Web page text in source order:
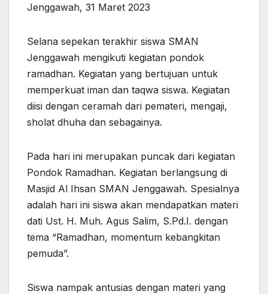
Jenggawah, 31 Maret 2023
Selana sepekan terakhir siswa SMAN
Jenggawah mengikuti kegiatan pondok
ramadhan. Kegiatan yang bertujuan untuk
memperkuat iman dan taqwa siswa. Kegiatan
diisi dengan ceramah dari pemateri, mengaji,
sholat dhuha dan sebagainya.
Pada hari ini merupakan puncak dari kegiatan
Pondok Ramadhan. Kegiatan berlangsung di
Masjid Al Ihsan SMAN Jenggawah. Spesialnya
adalah hari ini siswa akan mendapatkan materi
dati Ust. H. Muh. Agus Salim, S.Pd.I. dengan
tema “Ramadhan, momentum kebangkitan
pemuda”.
Siswa nampak antusias dengan materi yang